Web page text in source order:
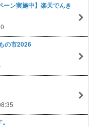
ーン実施中】楽天でんき
の市2026